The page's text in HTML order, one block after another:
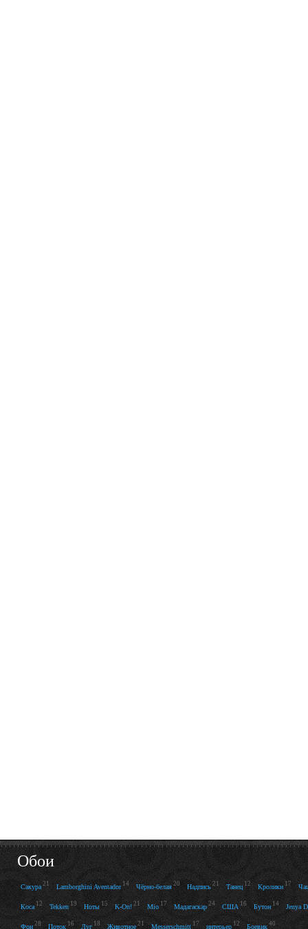
Обои
Сакура 21 Lamborghini Aventador 14 Чёрно-белая 20 Надпись 21 Танец 12 Кролики 17
Коса 12 Tekken 19 Ноты 15 K-On! 21 Mio 17 Мадагаскар 24 США 16 Бутон 14 Jenya D
Фон 28 Поток 16 Луг 18 Животное 21 Messerschmitt 17 интерьер 12 Боевик 40